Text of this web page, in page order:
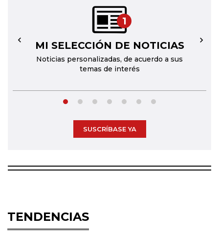
1
MI SELECCIÓN DE NOTICIAS
Noticias personalizadas, de acuerdo a sus
temas de interés
← →
SUSCRÍBASE YA
TENDENCIAS